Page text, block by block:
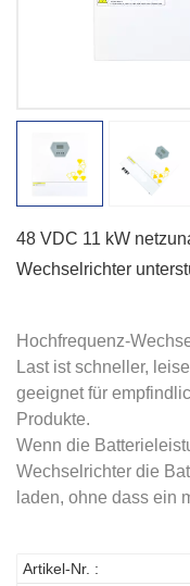
48 VDC 11 kW
Wechselrichter
Hochfrequenz-
Last ist schneller,
geeignet für
Produkte.
Wenn die
Wechselrichter die
laden, ohne dass ein
Artikel-Nr. :